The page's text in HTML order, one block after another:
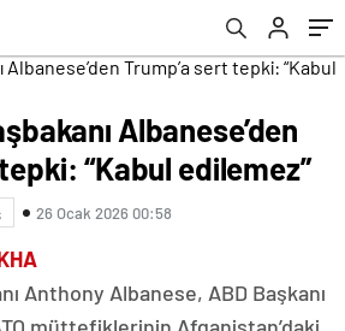
Albanese’den
“Kabul edilemez”
26 Ocak 2026 00:58
Anthony Albanese, ABD Başkanı